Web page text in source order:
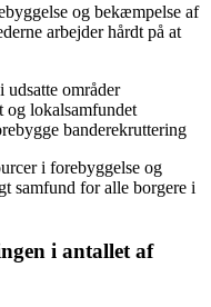
og bekæmpelse af
arbejder hårdt på at
områder
og lokalsamfundet
banderekruttering
i forebyggelse og
samfund for alle borgere i
i antallet af